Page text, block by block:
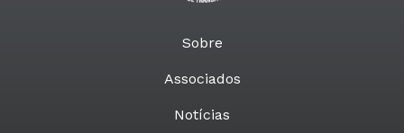
Sobre
Associados
Notícias